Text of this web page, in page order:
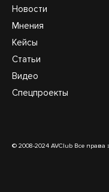
Новости
Мнения
Кейсы
Статьи
Видео
Спецпроекты
© 2008-2024 AVClub Все